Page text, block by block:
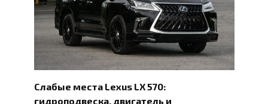
Слабые места Lexus LX 570:
гидроподвеска, двигатель и